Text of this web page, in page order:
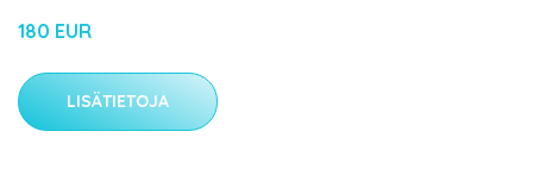
180 EUR
LISÄTIETOJA